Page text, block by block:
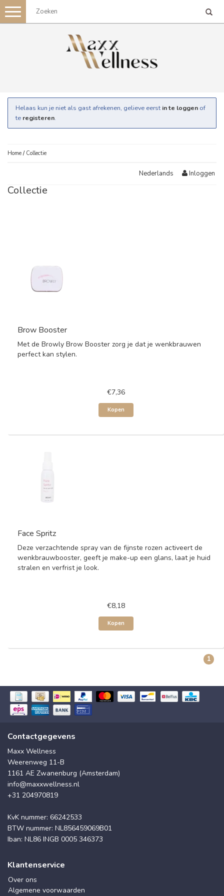
Toggle
navigation
Helaas kun je niet als gast afrekenen, gelieve eerst in te loggen of
te registeren.
Home / Collectie
Nederlands Inloggen
Collectie
Brow Booster
Met de Browly Brow Booster zorg je dat je wenkbrauwen
perfect kan stylen.
€7,36
Kopen
Face Spritz
Deze verzachtende spray van de fijnste rozen activeert de
wenkbrauwbooster, geeft je make-up een glans, laat je huid
stralen en verfrist je look.
€8,18
Kopen
1
Contactgegevens
Maxx Wellness
Weerenweg 11-B
1161 AE Zwanenburg (Amsterdam)
info@maxxwellness.nl
+31 204970819
KvK nummer: 66242533
BTW nummer: NL856459069B01
Iban: NL86 INGB 0005 346373
Klantenservice
Over ons
Algemene voorwaarden